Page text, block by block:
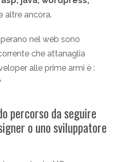
altre ancora.
nel web sono
che attanaglia
alle prime armi è :
percorso da seguire
o uno sviluppatore